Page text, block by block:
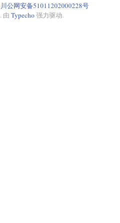
川公网安备51011202000228号
. 由 Typecho 强力驱动.